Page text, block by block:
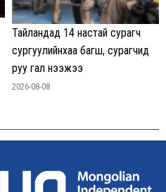
Тайландад 14 настай сурагч
сургуулийнхаа багш, сурагчид
руу гал нээжээ
2026-08-08